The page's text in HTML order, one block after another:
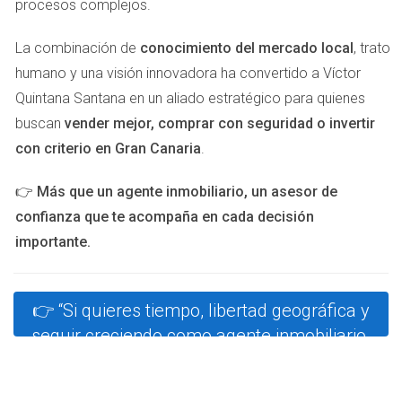
un éxito sostenible mientras se disfruta del tiempo juntos.
"Trabajar juntos nos ha acercado más como
pareja y como profesionales." - María
Consejos Prácticos para Agentes Inmobiliarios
Crear un espacio de trabajo cómodo y funcional en
Mantenerse actualizado sobre las tendencias del
mercado.
Conclusión
La libertad geográfica es más que un simple sueño; es una
procesos complejos.
La combinación de conocimiento del mercado local, trato
humano y una visión innovadora ha convertido a Víctor
Quintana Santana en un aliado estratégico para quienes
buscan vender mejor, comprar con seguridad o invertir
con criterio en Gran Canaria.
👉 Más que un agente inmobiliario, un asesor de
confianza que te acompaña en cada decisión
importante.
👉 “Si quieres tiempo, libertad geográfica y
seguir creciendo como agente inmobiliario.